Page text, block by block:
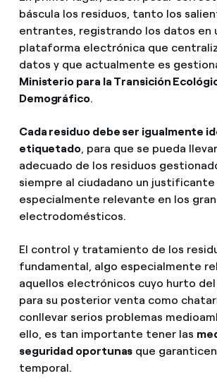
báscula los residuos, tanto los
entrantes, registrando los datos en
plataforma electrónica que
datos y que actualmente es
Ministerio para la Transición
Demográfico.
Cada residuo debe ser igualmente
etiquetado, para que se pueda
adecuado de los residuos
siempre al ciudadano un
especialmente relevante en los
electrodomésticos.
El control y tratamiento de los
fundamental, algo especialmente
aquellos electrónicos cuyo hurto
para su posterior venta como
conllevar serios problemas
ello, es tan importante tener las
seguridad oportunas que
temporal.